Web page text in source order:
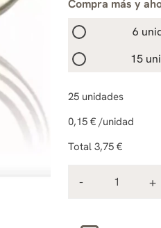
Compra más y
6
15
25unidades
0,15 €/unidad
Total 3,75 €